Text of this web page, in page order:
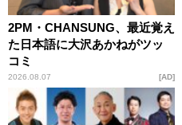
2PM・CHANSUNG、最近覚え
た日本語に大沢あかねがツッ
コミ
2026.08.07 AD